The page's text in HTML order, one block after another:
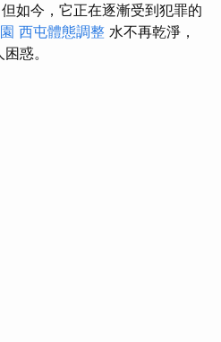
如今，它正在逐漸受到犯罪的
西屯體態調整 水不再乾淨，
惑。